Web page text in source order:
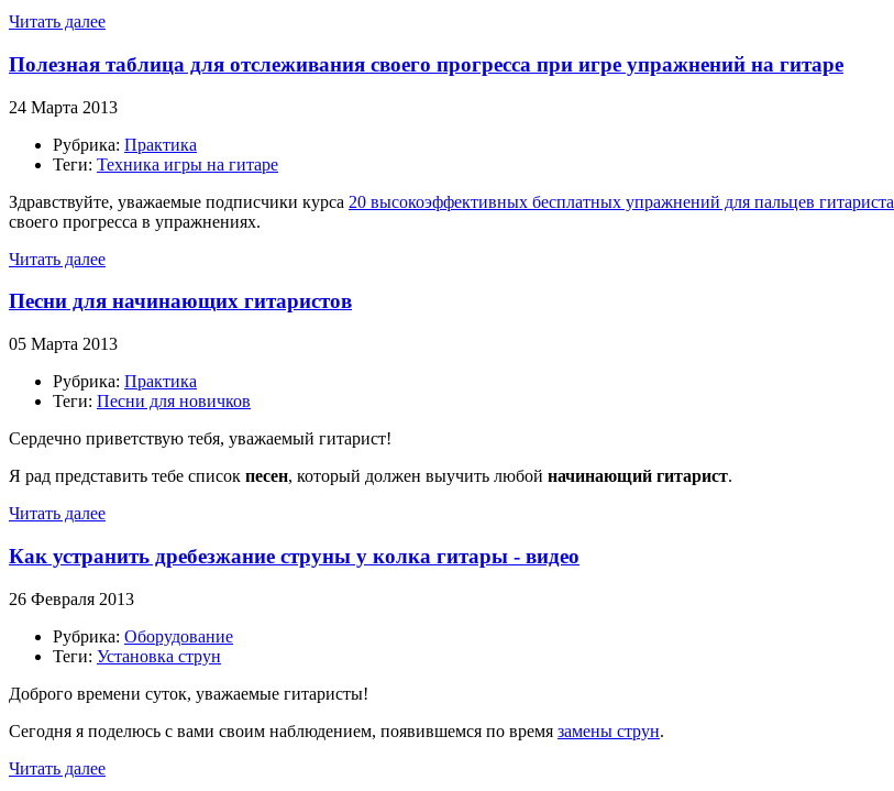
Читать далее
Полезная таблица для отслеживания своего прогресса при игре упражнений на гитаре
24 Марта 2013
Рубрика: Практика
Теги: Техника игры на гитаре
Здравствуйте, уважаемые подписчики курса 20 высокоэффективных бесплатных упражнений для пальцев гитариста
своего прогресса в упражнениях.
Читать далее
Песни для начинающих гитаристов
05 Марта 2013
Рубрика: Практика
Теги: Песни для новичков
Сердечно приветствую тебя, уважаемый гитарист!
Я рад представить тебе список песен, который должен выучить любой начинающий гитарист.
Читать далее
Как устранить дребезжание струны у колка гитары - видео
26 Февраля 2013
Рубрика: Оборудование
Теги: Установка струн
Доброго времени суток, уважаемые гитаристы!
Сегодня я поделюсь с вами своим наблюдением, появившемся по время замены струн.
Читать далее